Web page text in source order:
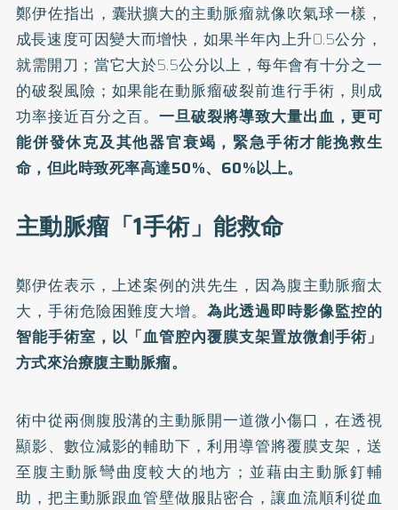
鄭伊佐指出，囊狀擴大的主動脈瘤就像吹氣球一樣，
成長速度可因變大而增快，如果半年內上升0.5公分，
就需開刀；當它大於5.5公分以上，每年會有十分之一
的破裂風險；如果能在動脈瘤破裂前進行手術，則成
功率接近百分之百。一旦破裂將導致大量出血，更可
能併發休克及其他器官衰竭，緊急手術才能挽救生
命，但此時致死率高達50%、60%以上。
主動脈瘤「1手術」能救命
鄭伊佐表示，上述案例的洪先生，因為腹主動脈瘤太
大，手術危險困難度大增。為此透過即時影像監控的
智能手術室，以「血管腔內覆膜支架置放微創手術」
方式來治療腹主動脈瘤。
術中從兩側腹股溝的主動脈開一道微小傷口，在透視
顯影、數位減影的輔助下，利用導管將覆膜支架，送
至腹主動脈彎曲度較大的地方；並藉由主動脈釘輔
助，把主動脈跟血管壁做服貼密合，讓血流順利從血